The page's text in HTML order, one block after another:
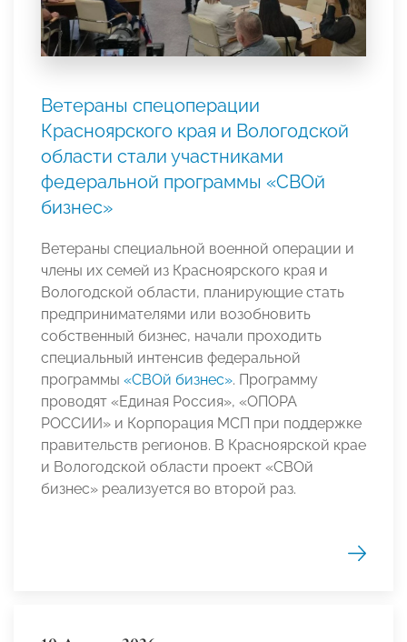
Ветераны спецоперации
Красноярского края и Вологодской
области стали участниками
федеральной программы «СВОй
бизнес»
Ветераны специальной военной операции и
члены их семей из Красноярского края и
Вологодской области, планирующие стать
предпринимателями или возобновить
собственный бизнес, начали проходить
специальный интенсив федеральной
программы «СВОй бизнес». Программу
проводят «Единая Россия», «ОПОРА
РОССИИ» и Корпорация МСП при поддержке
правительств регионов. В Красноярской крае
и Вологодской области проект «СВОй
бизнес» реализуется во второй раз.